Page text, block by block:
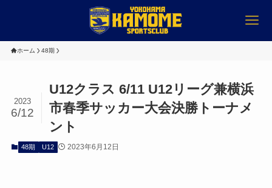
ホーム 48期
U12クラス 6/11 U12リーグ兼横浜
市春季サッカー大会決勝トーナメ
ント
2023
6/12
48期 U12 2023年6月12日